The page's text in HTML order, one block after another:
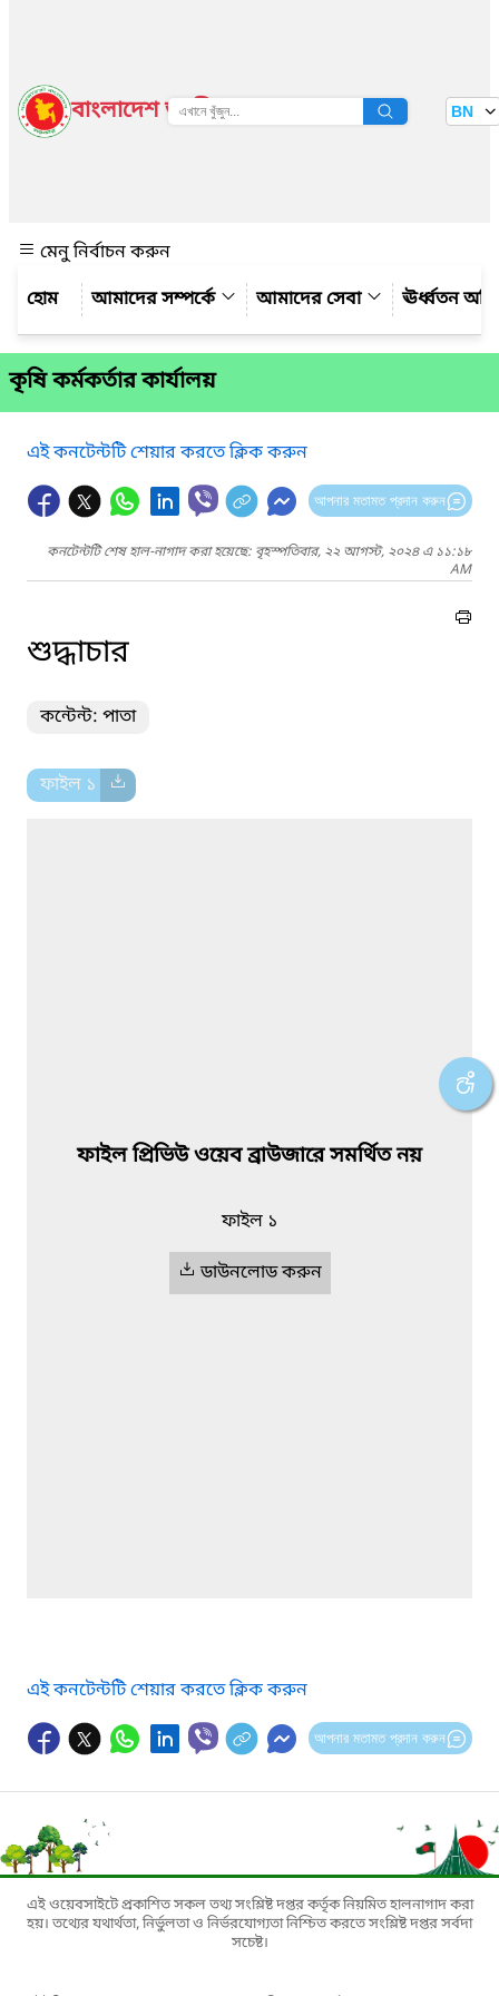
বাংলাদেশ জাতীয় তথ্য বাতায়ন BN
মেনু নির্বাচন করুন
আমাদের সম্পর্কে
আমাদের সেবা ঊর্ধ্বতন
কৃষি কর্মকর্তার কার্যালয়
এই কনটেন্টটি শেয়ার করতে ক্লিক করুন
আপনার মতামত প্রদান করুন
কনটেন্টটি শেষ হাল-নাগাদ করা হয়েছে: বৃহস্পতিবার, ২২ আগস্ট, ২০২৪ এ ১১:১৮
AM
শুদ্ধাচার
কন্টেন্ট: পাতা
ফাইল ১
ফাইল প্রিভিউ ওয়েব ব্রাউজারে সমর্থিত নয়
ফাইল ১
ডাউনলোড করুন
এই কনটেন্টটি শেয়ার করতে ক্লিক করুন
আপনার মতামত প্রদান করুন
এই ওয়েবসাইটে প্রকাশিত সকল তথ্য সংশ্লিষ্ট দপ্তর কর্তৃক নিয়মিত হালনাগাদ করা
হয়। তথ্যের যথার্থতা, নির্ভুলতা ও নির্ভরযোগ্যতা নিশ্চিত করতে সংশ্লিষ্ট দপ্তর সর্বদা
সচেষ্ট।